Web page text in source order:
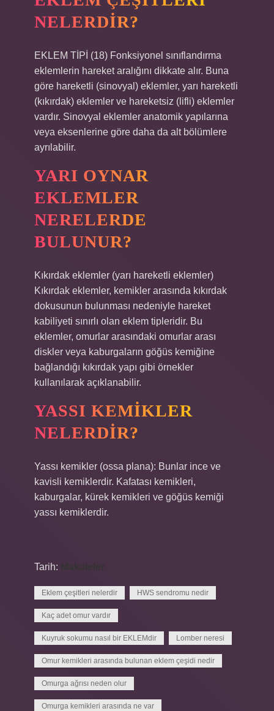
NELERDIR?
EKLEM TİPİ (18) Fonksiyonel sınıflandırma
eklemlerin hareket aralığını dikkate alır. Buna
göre hareketli (sinovyal) eklemler, yarı hareketli
(kıkırdak) eklemler ve hareketsiz (lifli) eklemler
vardır. Sinovyal eklemler anatomik yapılarına
veya eksenlerine göre daha da alt bölümlere
ayrılabilir.
YARI OYNAR
EKLEMLER
NERELERDE
BULUNUR?
Kıkırdak eklemler (yarı hareketli eklemler)
Kıkırdak eklemler, kemikler arasında kıkırdak
dokusunun bulunması nedeniyle hareket
kabiliyeti sınırlı olan eklem tipleridir. Bu
eklemler, omurlar arasındaki omurlar arası
diskler veya kaburgaların göğüs kemiğine
bağlandığı kıkırdak yapı gibi örnekler
kullanılarak açıklanabilir.
YASSI KEMIKLER
NELERDIR?
Yassı kemikler (ossa plana): Bunlar ince ve
kavisli kemiklerdir. Kafatası kemikleri,
kaburgalar, kürek kemikleri ve göğüs kemiği
yassı kemiklerdir.
Tarih:
Eklem çeşitleri nelerdir HWS sendromu nedir
Kaç adet omur vardır
Kuyruk sokumu nasıl bir EKLEMdir Lomber neresi
Omur kemikleri arasında bulunan eklem çeşidi nedir
Omurga ağrısı neden olur
Omurga kemikleri arasında ne var